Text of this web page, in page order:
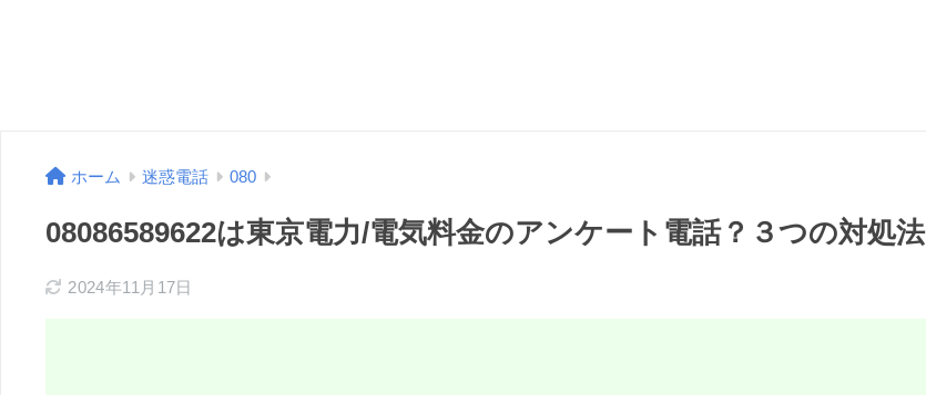
ホーム 迷惑電話 080
08086589622は東京電力/電気料金のアンケート電話？３つの対処法
2024年11月17日